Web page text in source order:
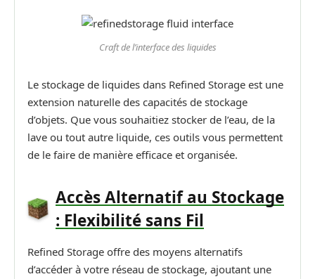
Craft de l’interface des liquides
Le stockage de liquides dans Refined Storage est une
extension naturelle des capacités de stockage
d’objets. Que vous souhaitiez stocker de l’eau, de la
lave ou tout autre liquide, ces outils vous permettent
de le faire de manière efficace et organisée.
Accès Alternatif au Stockage
: Flexibilité sans Fil
Refined Storage offre des moyens alternatifs
d’accéder à votre réseau de stockage, ajoutant une